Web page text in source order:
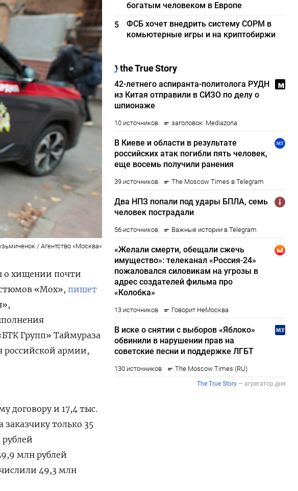
/ Агентство «Москва»
о хищении почти
«Мох», пишет
Групп» Таймураза
российской армии,
договору и 17,4 тыс.
только 35
млн рублей
49,3 млн
богатым человеком в Европе
5
ФСБ хочет внедрить систему СОРМ в
комьютерные игры и на криптобиржи